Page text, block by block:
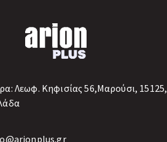
Λεωφ. Κηφισίας 56,Μαρούσι, 15125,